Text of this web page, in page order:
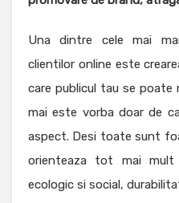
Una dintre cele mai
clientilor online este
care publicul tau se poate
mai este vorba doar de
aspect. Desi toate sunt
orienteaza tot mai
ecologic si social,